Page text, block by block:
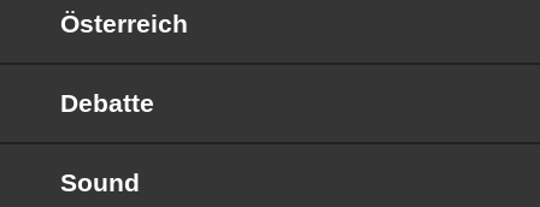
Österreich
Debatte
Sound